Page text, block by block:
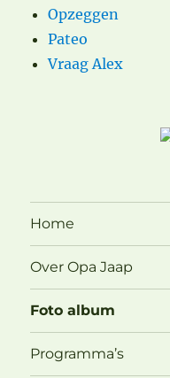
Opzeggen
Pateo
Vraag Alex
Home
Over Opa Jaap
Foto album
Programma’s